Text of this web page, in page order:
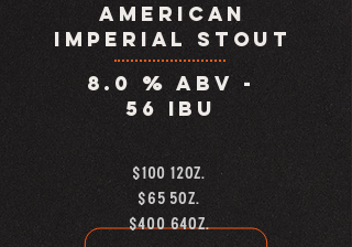
american
imperial stout
8.0 % abv -
56
IBU
$100 12oz.
$65 5OZ.
$400 64OZ.